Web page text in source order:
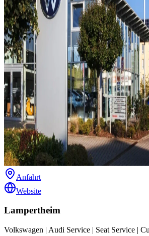
Anfahrt
Website
Lampertheim
Volkswagen | Audi Service | Seat Service |